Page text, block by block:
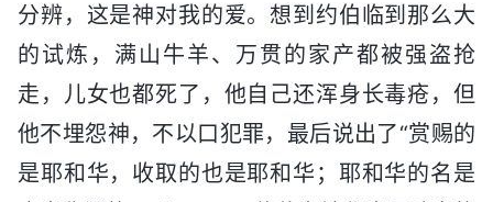
分辨，这是神对我的爱。想到约伯临到那么大
的试炼，满山牛羊、万贯的家产都被强盗抢
走，儿女也都死了，他自己还浑身长毒疮，但
他不埋怨神，不以口犯罪，最后说出了“赏赐的
是耶和华，收取的也是耶和华；耶和华的名是